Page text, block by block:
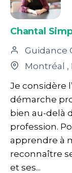
Chantal
Guidance
Montréal ,
Je considère
démarche
bien au-delà
profession.
apprendre à
reconnaître
et ses...